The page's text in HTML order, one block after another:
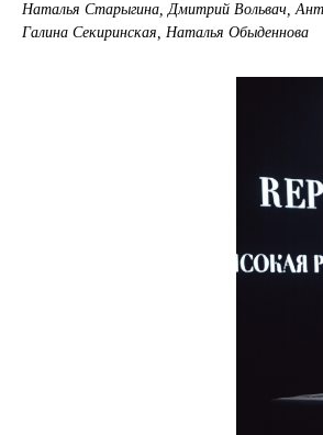
Наталья Старыгина, Дмитрий Вольвач,
Галина Секиринская, Наталья Обыденнова